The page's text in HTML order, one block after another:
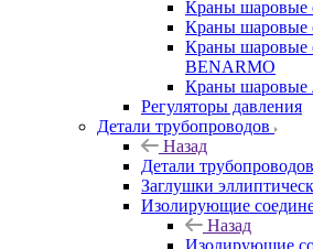
Краны шаровые
Краны шаровые
Краны шаровые
BENARMO
Краны шаровые
Регуляторы давления
Детали трубопроводов
Назад
Детали трубопроводов
Заглушки
Изолирующие
Назад
Изолирующие